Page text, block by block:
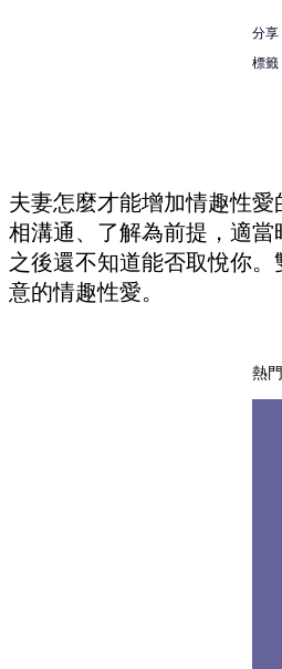
分享
標籤
夫妻怎麼才能增加情趣性愛
相溝通、了解為前提，適當
之後還不知道能否取悅你
意的情趣性愛。
熱